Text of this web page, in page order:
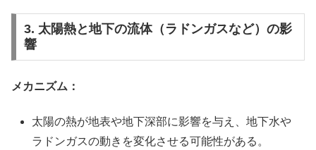
3. 太陽熱と地下の流体（ラドンガスなど）の影
響
メカニズム：
太陽の熱が地表や地下深部に影響を与え、地下水や
ラドンガスの動きを変化させる可能性がある。